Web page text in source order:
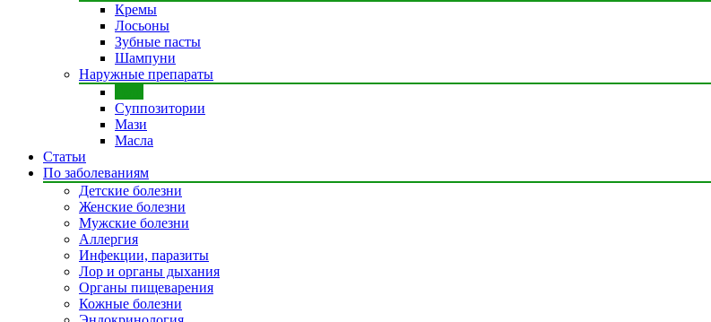
Кремы
Лосьоны
Зубные пасты
Шампуни
Наружные препараты
Суппозитории
Мази
Масла
Статьи
По заболеваниям
Детские болезни
Женские болезни
Мужские болезни
Аллергия
Инфекции, паразиты
Лор и органы дыхания
Органы пищеварения
Кожные болезни